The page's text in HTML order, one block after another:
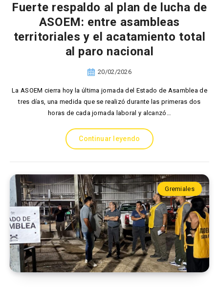
Fuerte respaldo al plan de lucha de
ASOEM: entre asambleas
territoriales y el acatamiento total
al paro nacional
20/02/2026
La ASOEM cierra hoy la última jornada del Estado de Asamblea de
tres días, una medida que se realizó durante las primeras dos
horas de cada jornada laboral y alcanzó…
Continuar leyendo
Gremiales